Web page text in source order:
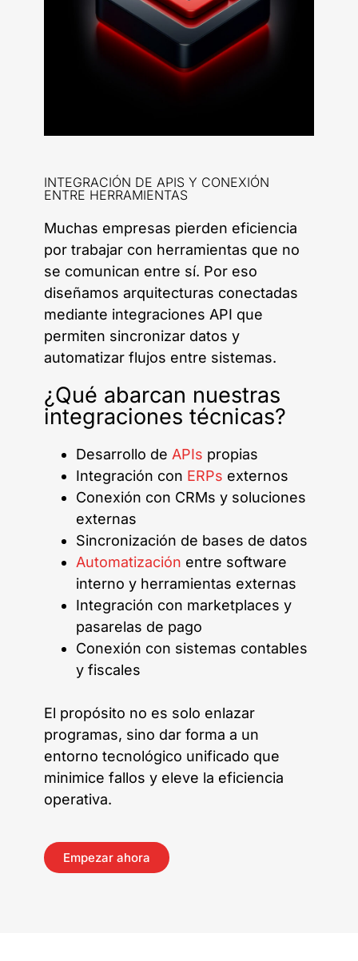
INTEGRACIÓN DE APIS Y CONEXIÓN
ENTRE HERRAMIENTAS
Muchas empresas pierden eficiencia
por trabajar con herramientas que no
se comunican entre sí. Por eso
diseñamos arquitecturas conectadas
mediante integraciones API que
permiten sincronizar datos y
automatizar flujos entre sistemas.
¿Qué abarcan nuestras
integraciones técnicas?
Desarrollo de APIs propias
Integración con ERPs externos
Conexión con CRMs y soluciones
externas
Sincronización de bases de datos
Automatización entre software
interno y herramientas externas
Integración con marketplaces y
pasarelas de pago
Conexión con sistemas contables
y fiscales
El propósito no es solo enlazar
programas, sino dar forma a un
entorno tecnológico unificado que
minimice fallos y eleve la eficiencia
operativa.
Empezar ahora